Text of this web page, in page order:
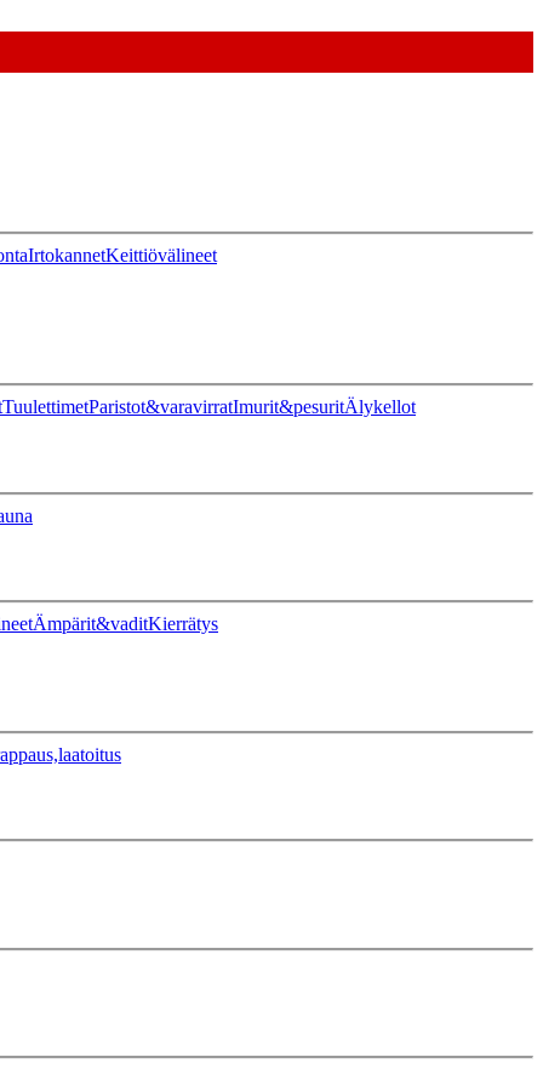
IrtokannetKeittiövälineet
TuulettimetParistot&varavirratImurit&pesuritÄlykellot
Ämpärit&vaditKierrätys